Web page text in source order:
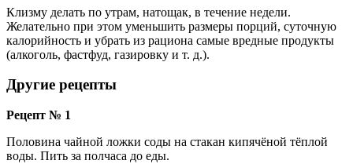
Клизму делать по утрам, натощак, в течение недели.
Желательно при этом уменьшить размеры порций, суточную
калорийность и убрать из рациона самые вредные продукты
(алкоголь, фастфуд, газировку и т. д.).
Другие рецепты
Рецепт № 1
Половина чайной ложки соды на стакан кипячёной тёплой
воды. Пить за полчаса до еды.